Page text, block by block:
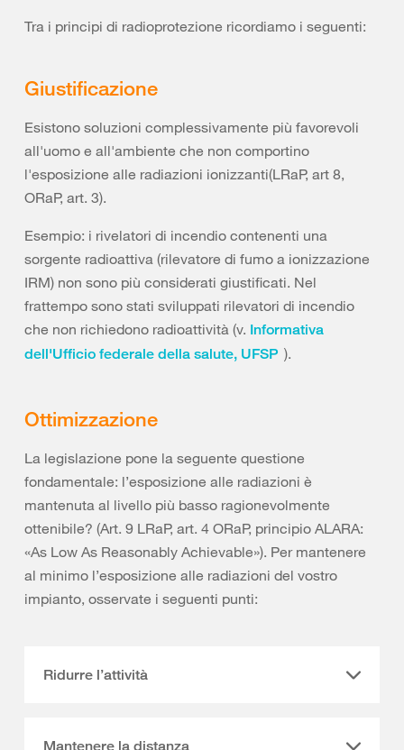
Tra i principi di radioprotezione ricordiamo i seguenti:
Giustificazione
Esistono soluzioni complessivamente più favorevoli
all'uomo e all'ambiente che non comportino
l'esposizione alle radiazioni ionizzanti(LRaP, art 8,
ORaP, art. 3).
Esempio: i rivelatori di incendio contenenti una
sorgente radioattiva (rilevatore di fumo a ionizzazione
IRM) non sono più considerati giustificati. Nel
frattempo sono stati sviluppati rilevatori di incendio
che non richiedono radioattività (v. Informativa
dell'Ufficio federale della salute, UFSP ).
Ottimizzazione
La legislazione pone la seguente questione
fondamentale: l’esposizione alle radiazioni è
mantenuta al livello più basso ragionevolmente
ottenibile? (Art. 9 LRaP, art. 4 ORaP, principio ALARA:
«As Low As Reasonably Achievable»). Per mantenere
al minimo l’esposizione alle radiazioni del vostro
impianto, osservate i seguenti punti:
Ridurre l’attività
Mantenere la distanza